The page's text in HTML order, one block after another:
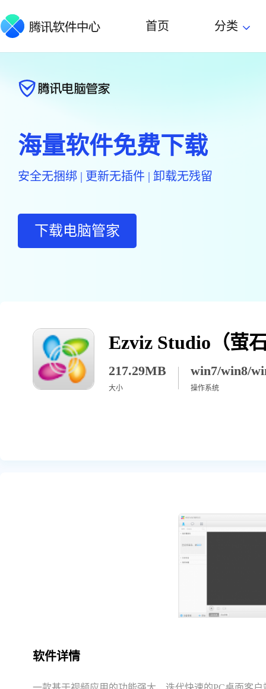
首页 分类
海量软件免费下载
安全无捆绑 | 更新无插件 | 卸载无残留
下载电脑管家
Ezviz Studio（萤
217.29MB
大小 操作系统
软件详情